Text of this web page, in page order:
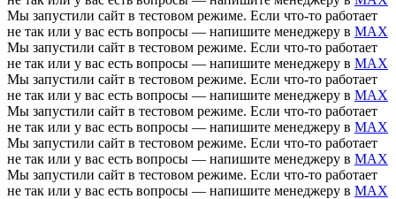
Мы запустили сайт в тестовом режиме. Если что-то работает
не так или у вас есть вопросы — напишите менеджеру в MAX
Мы запустили сайт в тестовом режиме. Если что-то работает
не так или у вас есть вопросы — напишите менеджеру в MAX
Мы запустили сайт в тестовом режиме. Если что-то работает
не так или у вас есть вопросы — напишите менеджеру в MAX
Мы запустили сайт в тестовом режиме. Если что-то работает
не так или у вас есть вопросы — напишите менеджеру в MAX
Мы запустили сайт в тестовом режиме. Если что-то работает
не так или у вас есть вопросы — напишите менеджеру в MAX
Мы запустили сайт в тестовом режиме. Если что-то работает
не так или у вас есть вопросы — напишите менеджеру в MAX